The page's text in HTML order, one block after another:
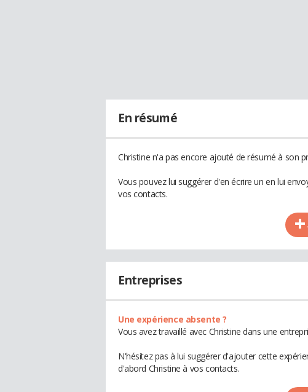
En résumé
Christine n'a pas encore ajouté de résumé à son
Vous pouvez lui suggérer d'en écrire un en lui
vos contacts.
Entreprises
Une expérience absente ?
Vous avez travaillé avec Christine dans une
N'hésitez pas à lui suggérer d'ajouter cette
d'abord Christine à vos contacts.